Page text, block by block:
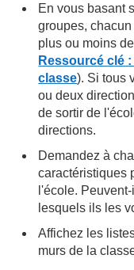
En vous basant
groupes,
plus ou moins
Ressourcé clé
classe). Si tous
ou deux
de sortir de
directions.
Demandez à
caractéristiques
l'école.
lesquels ils les
Affichez les
murs de la